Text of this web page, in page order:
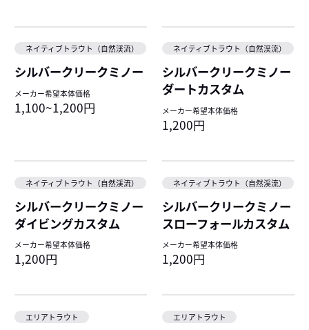
ネイティブトラウト（自然渓流）
シルバークリークミノー
メーカー希望本体価格
1,100~1,200円
ネイティブトラウト（自然渓流）
シルバークリークミノー
ダートカスタム
メーカー希望本体価格
1,200円
ネイティブトラウト（自然渓流）
シルバークリークミノー
ダイビングカスタム
メーカー希望本体価格
1,200円
ネイティブトラウト（自然渓流）
シルバークリークミノー
スローフォールカスタム
メーカー希望本体価格
1,200円
エリアトラウト エリアトラウト